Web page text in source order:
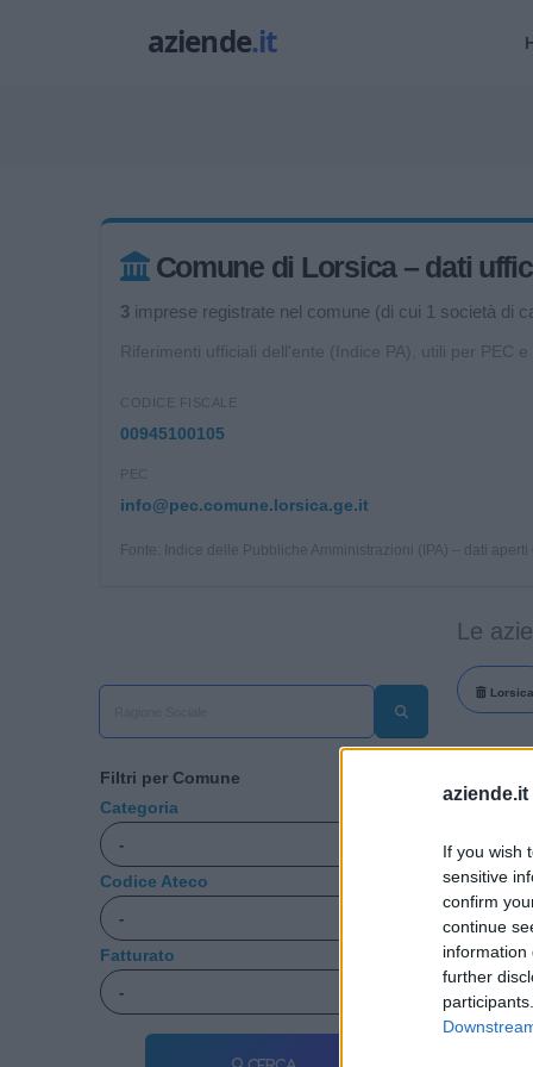
aziende.it
If you wish
sensitive
confirm
continue
information
further
Comune di Lorsica – dati
3 imprese registrate nel comune (di cui 1 società di
Riferimenti ufficiali dell'ente (Indice PA), utili per PEC
CODICE FISCALE
00945100105
PEC
info@pec.comune.lorsica.ge.it
Fonte: Indice delle Pubbliche Amministrazioni (IPA) – dati aperti
Filtri per Comune
Categoria
Codice Ateco
Fatturato
Cerca
Le
Lorsica
ONLUS